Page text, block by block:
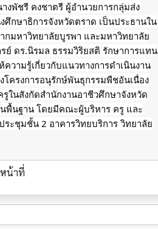
งพัชรี คงชาตรี ผู้อำนวยการกลุ่มส่ง
ศึกษาธิการจังหวัดตราด เป็นประธานใน
กมหาวิทยาลัยบูรพา และมหาวิทยาลัย
ดร.นิรมล ธรรมวิริยสติ รักษาการแทน
วามรู้เกี่ยวกับแนวทางการดำเนินงาน
ครงการอนุรักษ์พันธุกรรมพืชอันเนื่อง
ในสังกัดสำนักงานอาชีวศึกษาจังหวัด
พื้นฐาน โดยมีคณะผู้บริหาร ครู และ
ะชุมชั้น 2 อาคารวิทยบริการ วิทยาลัย
หน้าที่